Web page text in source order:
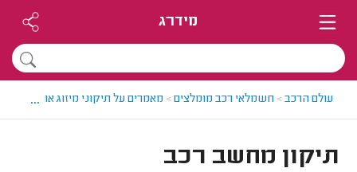
מידרג
עולם הרכב> חשמלאי רכב מומלצים> מאמרים על תיקוני מיזוג אוויר
...
תיקון מחשב רכב